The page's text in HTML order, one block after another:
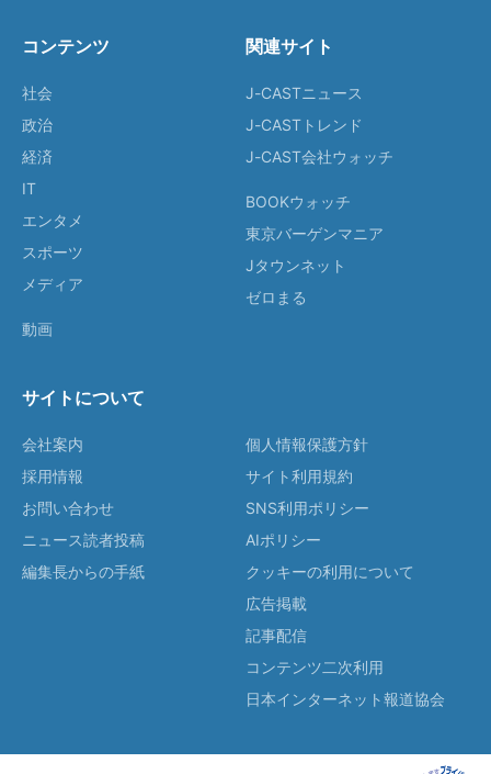
コンテンツ
社会
政治
経済
IT
エンタメ
スポーツ
メディア
動画
関連サイト
J-CASTニュース
J-CASTトレンド
J-CAST会社ウォッチ
BOOKウォッチ
東京バーゲンマニア
Jタウンネット
ゼロまる
サイトについて
会社案内
採用情報
お問い合わせ
ニュース読者投稿
編集長からの手紙
個人情報保護方針
サイト利用規約
SNS利用ポリシー
AIポリシー
クッキーの利用について
広告掲載
記事配信
コンテンツ二次利用
日本インターネット報道協会